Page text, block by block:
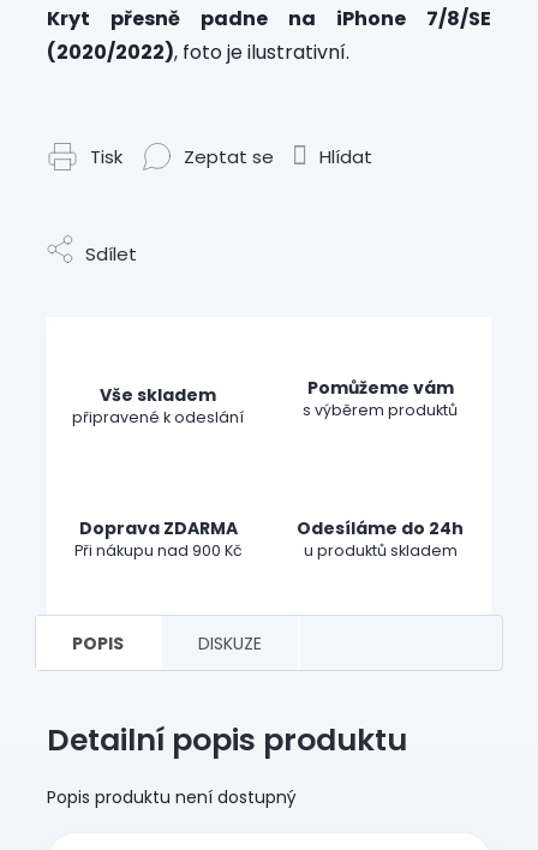
Kryt přesně padne na iPhone 7/8/SE
(2020/2022), foto je ilustrativní.
Tisk Zeptat se Hlídat
Sdílet
Vše skladem
připravené k odeslání
Pomůžeme vám
s výběrem produktů
Doprava ZDARMA
Při nákupu nad 900 Kč
Odesíláme do 24h
u produktů skladem
POPIS DISKUZE
Detailní popis produktu
Popis produktu není dostupný